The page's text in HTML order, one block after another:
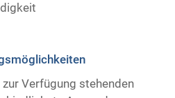
Verfügung stehenden